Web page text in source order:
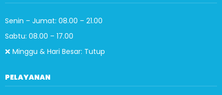
Senin – Jumat: 08.00 – 21.00
Sabtu: 08.00 – 17.00
❌ Minggu & Hari Besar: Tutup
PELAYANAN